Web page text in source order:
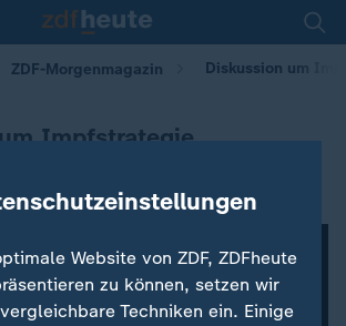
ZDF-Morgenmagazin Diskussion um
Impfstrategie
Website von ZDF, ZDFheute
zu können, setzen wir
Techniken ein. Einige